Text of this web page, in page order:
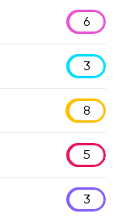
6
3
8
5
3